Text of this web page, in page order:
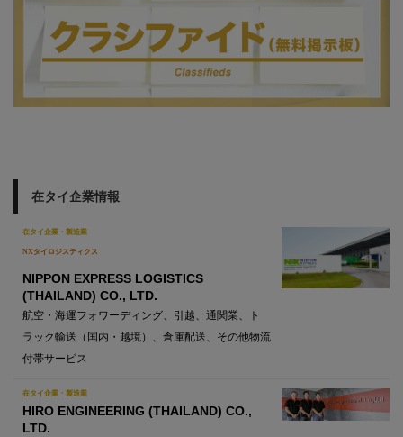
在タイ企業情報
在タイ企業・製造業
NXタイロジスティクス
NIPPON EXPRESS LOGISTICS
(THAILAND) CO., LTD.
航空・海運フォワーディング、引越、通関業、ト
ラック輸送（国内・越境）、倉庫配送、その他物流
付帯サービス
在タイ企業・製造業
HIRO ENGINEERING (THAILAND) CO.,
LTD.